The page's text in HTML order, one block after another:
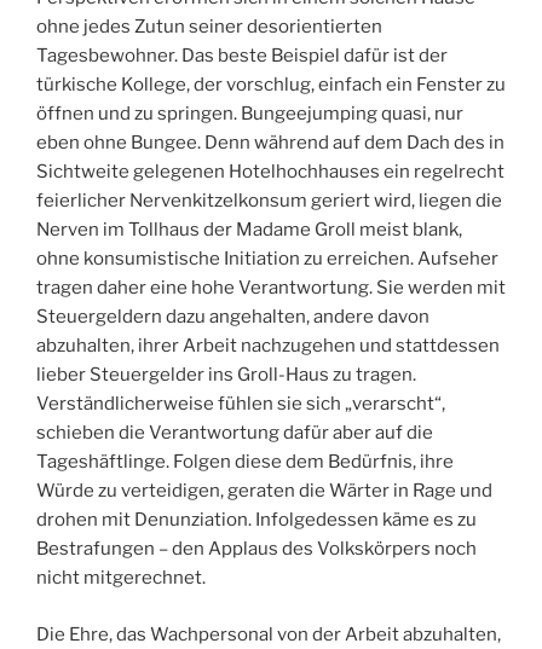
ohne jedes Zutun seiner desorientierten
Tagesbewohner. Das beste Beispiel dafür ist der
türkische Kollege, der vorschlug, einfach ein Fenster zu
öffnen und zu springen. Bungeejumping quasi, nur
eben ohne Bungee. Denn während auf dem Dach des in
Sichtweite gelegenen Hotelhochhauses ein regelrecht
feierlicher Nervenkitzelkonsum geriert wird, liegen die
Nerven im Tollhaus der Madame Groll meist blank,
ohne konsumistische Initiation zu erreichen. Aufseher
tragen daher eine hohe Verantwortung. Sie werden mit
Steuergeldern dazu angehalten, andere davon
abzuhalten, ihrer Arbeit nachzugehen und stattdessen
lieber Steuergelder ins Groll-Haus zu tragen.
Verständlicherweise fühlen sie sich „verarscht“,
schieben die Verantwortung dafür aber auf die
Tageshäftlinge. Folgen diese dem Bedürfnis, ihre
Würde zu verteidigen, geraten die Wärter in Rage und
drohen mit Denunziation. Infolgedessen käme es zu
Bestrafungen – den Applaus des Volkskörpers noch
nicht mitgerechnet.
Die Ehre, das Wachpersonal von der Arbeit abzuhalten,